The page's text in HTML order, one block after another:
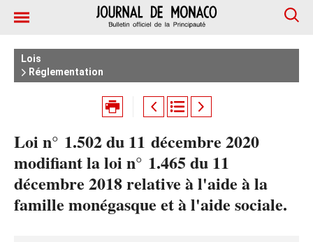
Lois
Réglementation
Loi n° 1.502 du 11 décembre 2020
modifiant la loi n° 1.465 du 11
décembre 2018 relative à l'aide à la
famille monégasque et à l'aide sociale.